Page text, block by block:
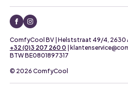
© 2026 ComfyCool
+32 (0)3 207 260 0 |
BTW BE0801897317
ComfyCool BV | Helststraat 49/4, 2630